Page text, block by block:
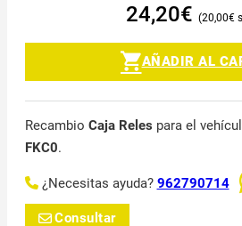
24,20€ 20,00€
AÑADIR AL
Recambio Caja Reles para el
FKC0.
¿Necesitas ayuda? 962790714
Consultar